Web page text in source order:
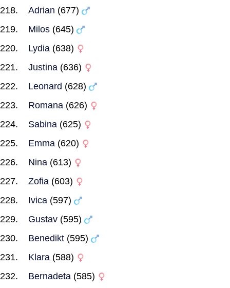
Adrian (677)
Milos (645)
Lydia (638)
Justina (636)
Leonard (628)
Romana (626)
Sabina (625)
Emma (620)
Nina (613)
Zofia (603)
Ivica (597)
Gustav (595)
Benedikt (595)
Klara (588)
Bernadeta (585)